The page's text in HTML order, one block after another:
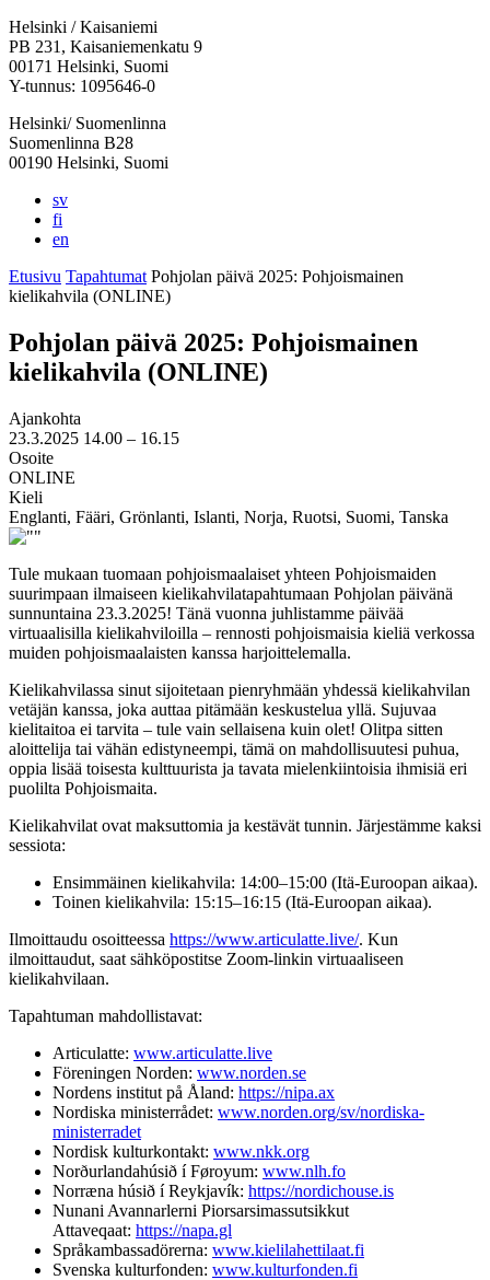
Facebook:
Avataan
uuteen
välilehteen
Instagram:
Avataan
uuteen
välilehteen
TikTok:
Avataan
uuteen
välilehteen
Youtube:
Avataan
uuteen
välilehteen
Vimeo:
Avataan
uuteen
välilehteen
Helsinki / Kaisaniemi
PB 231, Kaisaniemenkatu 9
00171 Helsinki, Suomi
Y-tunnus: 1095646-0
Helsinki/ Suomenlinna
Suomenlinna B28
00190 Helsinki, Suomi
sv
fi
en
Etusivu Tapahtumat Pohjolan päivä 2025: Pohjoismainen
kielikahvila (ONLINE)
Pohjolan päivä 2025: Pohjoismainen
kielikahvila (ONLINE)
Ajankohta
23.3.2025 14.00 – 16.15
Osoite
ONLINE
Kieli
Englanti, Fääri, Grönlanti, Islanti, Norja, Ruotsi, Suomi, Tanska
Tule mukaan tuomaan pohjoismaalaiset yhteen Pohjoismaiden
suurimpaan ilmaiseen kielikahvilatapahtumaan Pohjolan päivänä
sunnuntaina 23.3.2025! Tänä vuonna juhlistamme päivää
virtuaalisilla kielikahviloilla – rennosti pohjoismaisia kieliä verkossa
muiden pohjoismaalaisten kanssa harjoittelemalla.
Kielikahvilassa sinut sijoitetaan pienryhmään yhdessä kielikahvilan
vetäjän kanssa, joka auttaa pitämään keskustelua yllä. Sujuvaa
kielitaitoa ei tarvita – tule vain sellaisena kuin olet! Olitpa sitten
aloittelija tai vähän edistyneempi, tämä on mahdollisuutesi puhua,
oppia lisää toisesta kulttuurista ja tavata mielenkiintoisia ihmisiä eri
puolilta Pohjoismaita.
Kielikahvilat ovat maksuttomia ja kestävät tunnin. Järjestämme kaksi
sessiota:
Ensimmäinen kielikahvila: 14:00–15:00 (Itä-Euroopan aikaa).
Toinen kielikahvila: 15:15–16:15 (Itä-Euroopan aikaa).
Ilmoittaudu osoitteessa https://www.articulatte.live/. Kun
ilmoittaudut, saat sähköpostitse Zoom-linkin virtuaaliseen
kielikahvilaan.
Tapahtuman mahdollistavat:
Articulatte: www.articulatte.live
Föreningen Norden: www.norden.se
Nordens institut på Åland: https://nipa.ax
Nordiska ministerrådet: www.norden.org/sv/nordiska-
ministerradet
Nordisk kulturkontakt: www.nkk.org
Norðurlandahúsið í Føroyum: www.nlh.fo
Norræna húsið í Reykjavík: https://nordichouse.is
Nunani Avannarlerni Piorsarsimassutsikkut
Attaveqaat: https://napa.gl
Språkambassadörerna: www.kielilahettilaat.fi
Svenska kulturfonden: www.kulturfonden.fi